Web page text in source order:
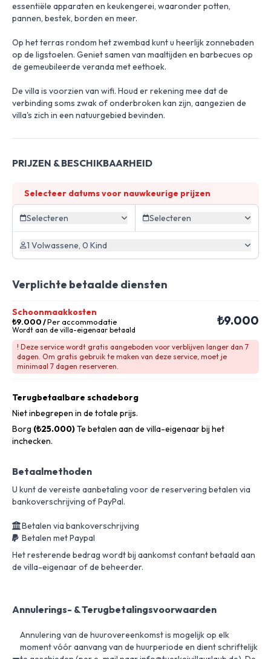
essentiële apparaten en keukengerei, waaronder potten,
pannen, bestek, borden en meer.
Op het terras rondom het zwembad kunt u heerlijk zonnebaden
op de ligstoelen. Geniet samen van maaltijden en barbecues op
de gemeubileerde veranda met eethoek.
De villa is voorzien van wifi. Houd er rekening mee dat de
verbinding soms zwak of onderbroken kan zijn, aangezien de
villa's zich in een natuurgebied bevinden.
PRIJZEN & BESCHIKBAARHEID
Selecteer datums voor nauwkeurige prijzen
Selecteren Selecteren
1 Volwassene, 0 Kind
Verplichte betaalde diensten
Schoonmaakkosten
₺9.000/Per accommodatie
Wordt aan de villa-eigenaar betaald
₺9.000
! Deze service wordt gratis aangeboden voor verblijven langer dan 7
dagen. Om gratis gebruik te maken van deze service, moet je
minimaal 7 dagen reserveren.
Terugbetaalbare schadeborg
Niet inbegrepen in de totale prijs.
Borg (₺25.000)Te betalen aan de villa-eigenaar bij het
inchecken.
Betaalmethoden
U kunt de vereiste aanbetaling voor de reservering betalen via
bankoverschrijving of PayPal.
Betalen via bankoverschrijving
Betalen met Paypal
Het resterende bedrag wordt bij aankomst contant betaald aan
de villa-eigenaar of de beheerder.
Annulerings- & Terugbetalingsvoorwaarden
Annulering van de huurovereenkomst is mogelijk op elk
moment vóór aanvang van de huurperiode en dient schriftelijk